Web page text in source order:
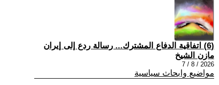
(6) اتفاقية الدفاع المشترك... رسالة ردع إلى إيران
مازن الشيخ
2026 / 8 / 7
مواضيع وابحاث سياسية